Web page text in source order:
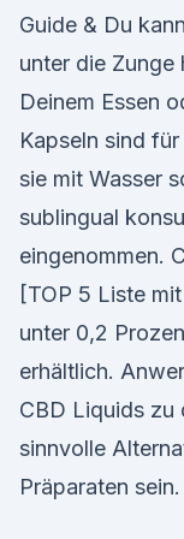
Guide & Du
unter die Zunge
Deinem Essen
Kapseln sind
sie mit Wasser
sublingual
eingenommen.
[TOP 5 Liste
unter 0,2
erhältlich.
CBD Liquids zu
sinnvolle
Präparaten sein.